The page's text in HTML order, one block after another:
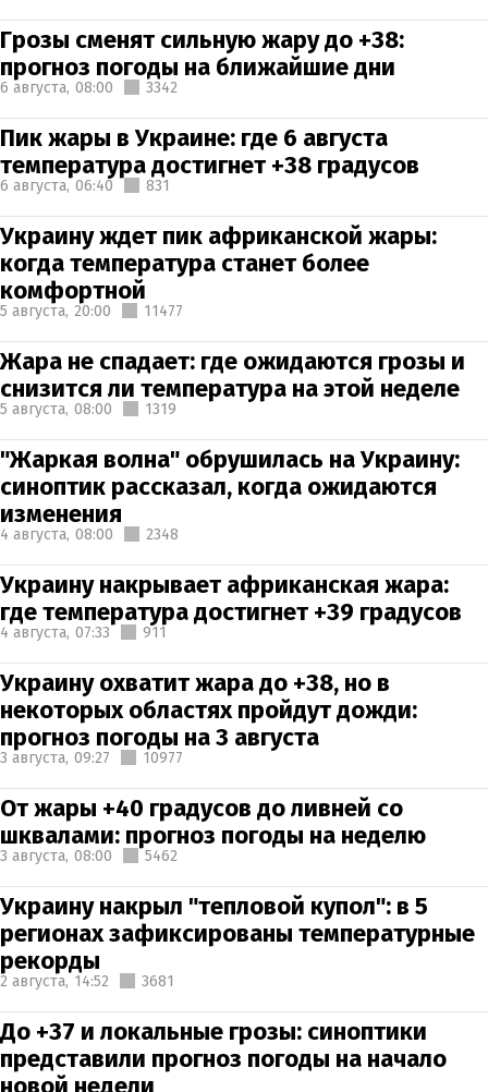
Грозы сменят сильную жару до +38:
прогноз погоды на ближайшие дни
6 августа, 08:00 3342
Пик жары в Украине: где 6 августа
температура достигнет +38 градусов
6 августа, 06:40 831
Украину ждет пик африканской жары:
когда температура станет более
комфортной
5 августа, 20:00 11477
Жара не спадает: где ожидаются грозы и
снизится ли температура на этой неделе
5 августа, 08:00 1319
"Жаркая волна" обрушилась на Украину:
синоптик рассказал, когда ожидаются
изменения
4 августа, 08:00 2348
Украину накрывает африканская жара:
где температура достигнет +39 градусов
4 августа, 07:33 911
Украину охватит жара до +38, но в
некоторых областях пройдут дожди:
прогноз погоды на 3 августа
3 августа, 09:27 10977
От жары +40 градусов до ливней со
шквалами: прогноз погоды на неделю
3 августа, 08:00 5462
Украину накрыл "тепловой купол": в 5
регионах зафиксированы температурные
рекорды
2 августа, 14:52 3681
До +37 и локальные грозы: синоптики
представили прогноз погоды на начало
новой недели